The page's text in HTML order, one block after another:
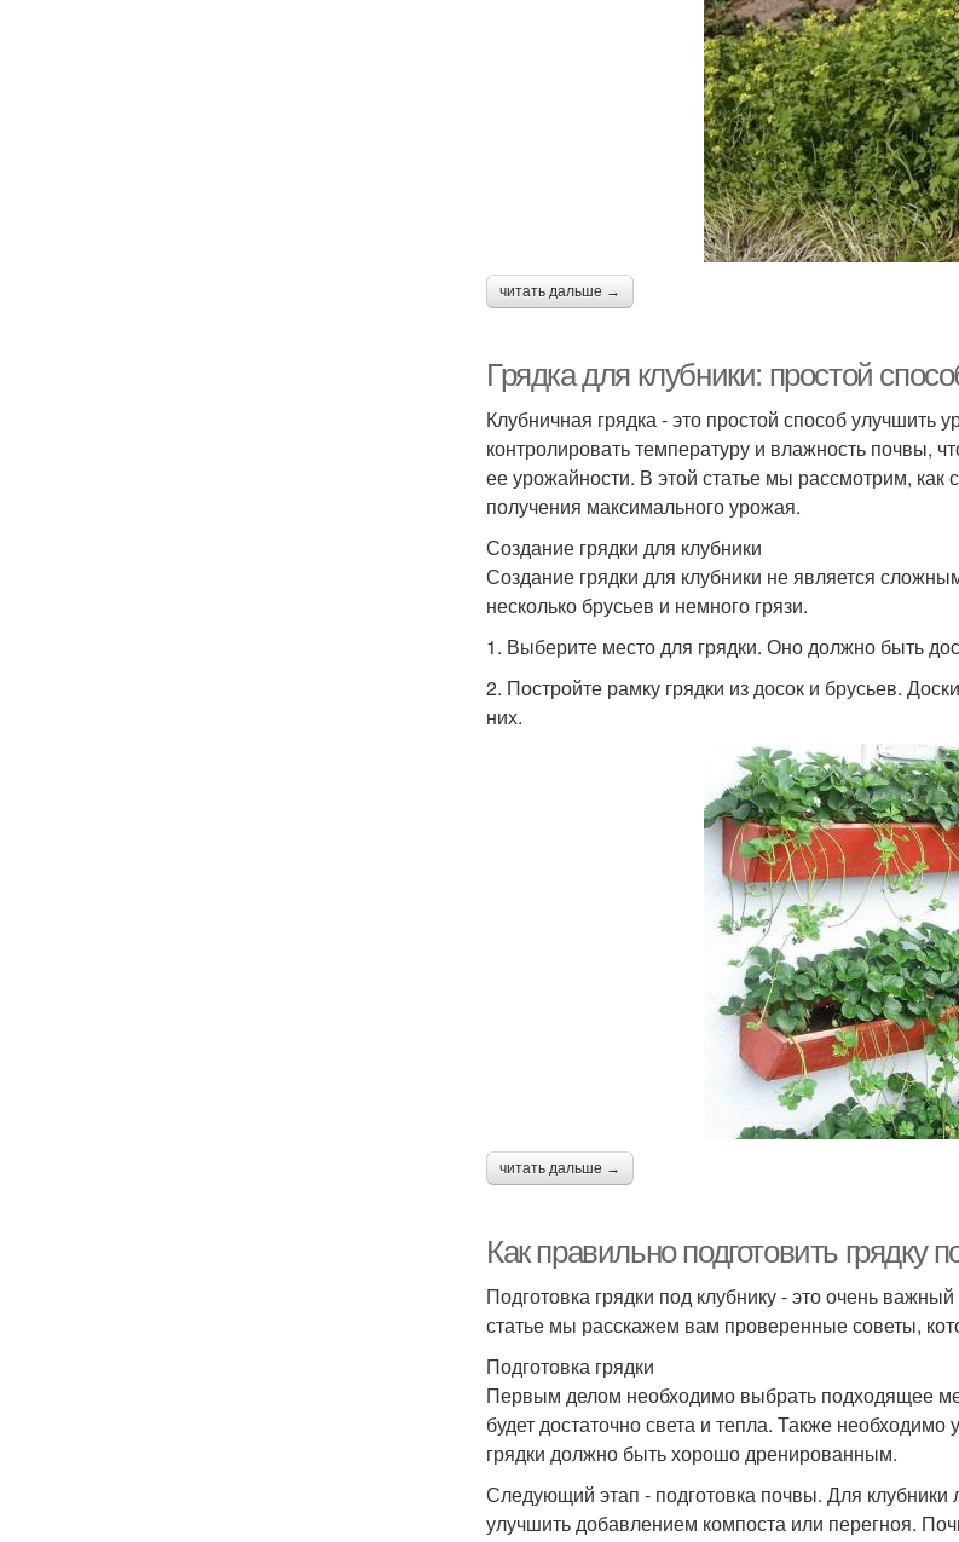
читать дальше →
Грядка для клубники: простой
Клубничная грядка - это простой способ улучшить
контролировать температуру и влажность почвы,
ее урожайности. В этой статье мы рассмотрим, как
получения максимального урожая.
Создание грядки для клубники
Создание грядки для клубники не является
несколько брусьев и немного грязи.
1. Выберите место для грядки. Оно должно быть
2. Постройте рамку грядки из досок и брусьев.
них.
читать дальше →
Как правильно подготовить грядку
Подготовка грядки под клубнику - это очень
статье мы расскажем вам проверенные советы,
Подготовка грядки
Первым делом необходимо выбрать подходящее
будет достаточно света и тепла. Также
грядки должно быть хорошо дренированным.
Следующий этап - подготовка почвы. Для
улучшить добавлением компоста или перегноя.